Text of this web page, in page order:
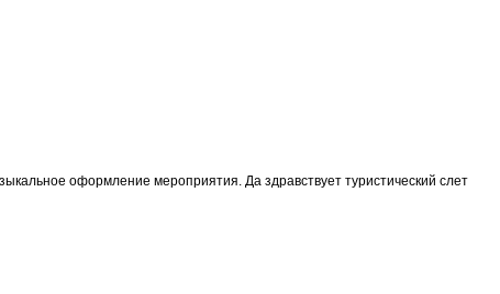
оформление мероприятия. Да здравствует туристический слет